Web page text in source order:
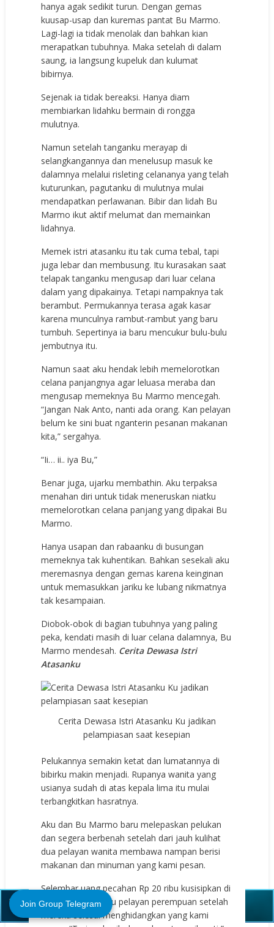
hanya agak sedikit turun. Dengan gemas
kuusap-usap dan kuremas pantat Bu Marmo.
Lagi-lagi ia tidak menolak dan bahkan kian
merapatkan tubuhnya. Maka setelah di dalam
saung, ia langsung kupeluk dan kulumat
bibirnya.
Sejenak ia tidak bereaksi. Hanya diam
membiarkan lidahku bermain di rongga
mulutnya.
Namun setelah tanganku merayap di
selangkangannya dan menelusup masuk ke
dalamnya melalui risleting celananya yang telah
kuturunkan, pagutanku di mulutnya mulai
mendapatkan perlawanan. Bibir dan lidah Bu
Marmo ikut aktif melumat dan memainkan
lidahnya.
Memek istri atasanku itu tak cuma tebal, tapi
juga lebar dan membusung. Itu kurasakan saat
telapak tanganku mengusap dari luar celana
dalam yang dipakainya. Tetapi nampaknya tak
berambut. Permukannya terasa agak kasar
karena munculnya rambut-rambut yang baru
tumbuh. Sepertinya ia baru mencukur bulu-bulu
jembutnya itu.
Namun saat aku hendak lebih memelorotkan
celana panjangnya agar leluasa meraba dan
mengusap memeknya Bu Marmo mencegah.
“Jangan Nak Anto, nanti ada orang. Kan pelayan
belum ke sini buat nganterin pesanan makanan
kita,” sergahya.
“Ii… ii.. iya Bu,”
Benar juga, ujarku membathin. Aku terpaksa
menahan diri untuk tidak meneruskan niatku
memelorotkan celana panjang yang dipakai Bu
Marmo.
Hanya usapan dan rabaanku di busungan
memeknya tak kuhentikan. Bahkan sesekali aku
meremasnya dengan gemas karena keinginan
untuk memasukkan jariku ke lubang nikmatnya
tak kesampaian.
Diobok-obok di bagian tubuhnya yang paling
peka, kendati masih di luar celana dalamnya, Bu
Marmo mendesah. Cerita Dewasa Istri
Atasanku
Cerita Dewasa Istri Atasanku Ku jadikan
pelampiasan saat kesepian
Pelukannya semakin ketat dan lumatannya di
bibirku makin menjadi. Rupanya wanita yang
usianya sudah di atas kepala lima itu mulai
terbangkitkan hasratnya.
Aku dan Bu Marmo baru melepaskan pelukan
dan segera berbenah setelah dari jauh kulihat
dua pelayan wanita membawa nampan berisi
makanan dan minuman yang kami pesan.
Selembar uang pecahan Rp 20 ribu kusisipkan di
nampan salah satu pelayan perempuan setelah
mereka selesai menghidangkan yang kami
Close (X)
Join Group Telegram